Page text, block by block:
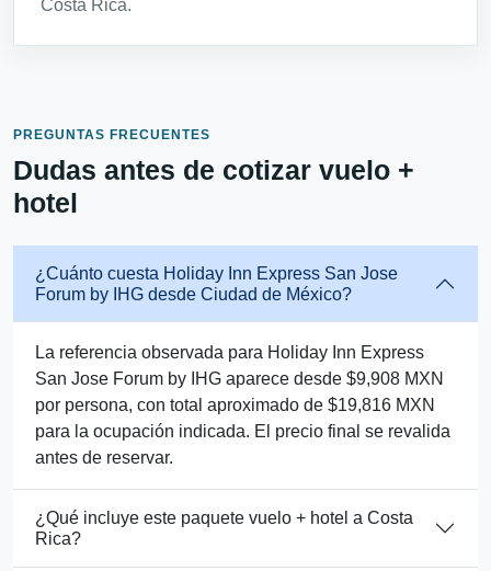
Costa Rica.
PREGUNTAS FRECUENTES
Dudas antes de cotizar vuelo +
hotel
¿Cuánto cuesta Holiday Inn Express San Jose
Forum by IHG desde Ciudad de México?
La referencia observada para Holiday Inn Express
San Jose Forum by IHG aparece desde $9,908 MXN
por persona, con total aproximado de $19,816 MXN
para la ocupación indicada. El precio final se revalida
antes de reservar.
¿Qué incluye este paquete vuelo + hotel a Costa
Rica?